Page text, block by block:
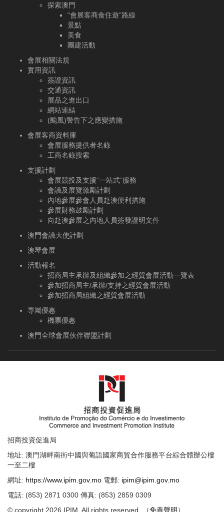
探索澳門
“會展客商食住遊”路線
景點
美食
團建活動
會展相關法規
實用資訊
簽證資訊
交通資訊
展品之進出口
網站連結
(颱風)警告下之應變措施
會展客商資料庫
會展服務提供者名錄
工商名錄搜索
支援計劃
會展競投及支援“一站式”服務
會議及展覽激勵計劃
內地參展參會人員赴澳便利措施
參展財務鼓勵計劃
向赴澳參展之内地人員簽發證明文件
澳門會議大使計劃
澳琴會展
活動報名
招商局主承辦及組織參加之經貿會展活動一覽表
參加招商局主/承辦/支持之經貿會展活動
參加招商局組織之經貿會展活動
專屬優惠
機票優惠
澳門全球會展伙伴聯盟計劃
招商投資促進局
地址: 澳門湖畔南街中國與葡語國家商貿合作服務平台綜合體辦公樓
一至二樓
網址: https://www.ipim.gov.mo 電郵: ipim@ipim.gov.mo
電話: (853) 2871 0300 傳真: (853) 2859 0309
© copyright 2026 IPIM. All rights reserved. （免責聲明 ）